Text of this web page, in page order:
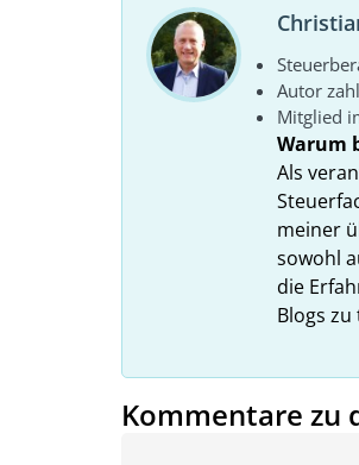
Autor
Mitglied
Warum
Als
meiner
sowohl
die
Blogs
Kommentare zu